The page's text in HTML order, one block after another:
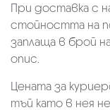
При доставка с
стойността на
заплаща в брой
опис.
Цената за
тъй като в нея